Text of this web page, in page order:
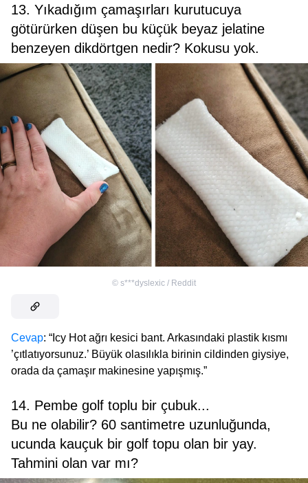
13. Yıkadığım çamaşırları kurutucuya
götürürken düşen bu küçük beyaz jelatine
benzeyen dikdörtgen nedir? Kokusu yok.
© s***dyslexic / Reddit
Cevap: “Icy Hot ağrı kesici bant. Arkasındaki plastik kısmı
’çıtlatıyorsunuz.’ Büyük olasılıkla birinin cildinden giysiye,
orada da çamaşır makinesine yapışmış.”
14. Pembe golf toplu bir çubuk...
Bu ne olabilir? 60 santimetre uzunluğunda,
ucunda kauçuk bir golf topu olan bir yay.
Tahmini olan var mı?